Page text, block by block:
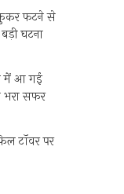
कुकर फटने से
घटना
में आ गई
भरा सफर
टॉवर पर